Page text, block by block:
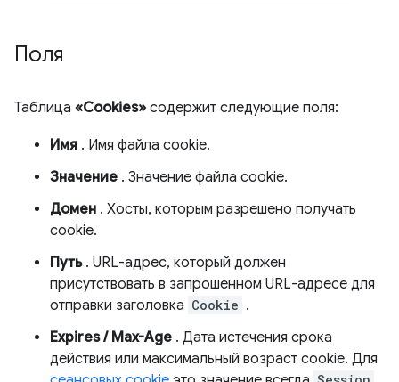
Поля
Таблица «Cookies» содержит следующие поля:
Имя . Имя файла cookie.
Значение . Значение файла cookie.
Домен . Хосты, которым разрешено получать
cookie.
Путь. URL-адрес, который должен
присутствовать в запрошенном URL-адресе для
отправки заголовка Cookie .
Expires / Max-Age . Дата истечения срока
действия или максимальный возраст cookie. Для